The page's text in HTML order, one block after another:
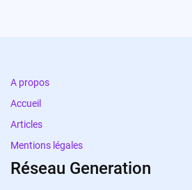
A propos
Accueil
Articles
Mentions légales
Réseau Generation